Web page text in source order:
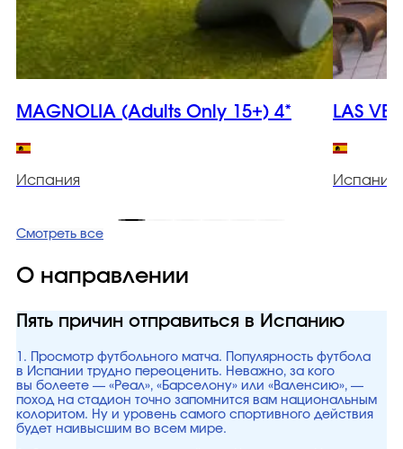
MAGNOLIA (Adults Only 15+) 4*
Испания
LAS
Испания
Смотреть все
О направлении
Пять причин отправиться в Испанию
1. Просмотр футбольного матча. Популярность футбола
в Испании трудно переоценить. Неважно, за кого
вы болеете — «Реал», «Барселону» или «Валенсию», —
поход на стадион точно запомнится вам национальным
колоритом. Ну и уровень самого спортивного действия
будет наивысшим во всем мире.